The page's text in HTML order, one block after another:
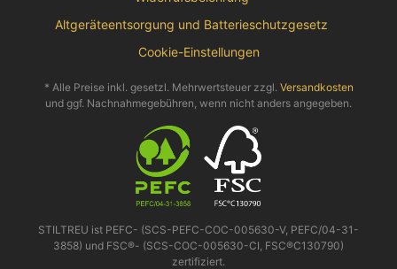
Altgeräteentsorgung und Batterieschutzgesetz
Cookie-Einstellungen
* Alle Preise inkl. gesetzl. Mehrwertsteuer zzgl. Versandkosten
und ggf. Nachnahmegebühren, wenn nicht anders angegeben.
STILTREU ist PEFC- (SCS-PEFC-COC-005630-V, PEFC/04-31-
3858) und FSC®- (SCS-COC-005630-CI, FSC®C130790)
zertifiziert.